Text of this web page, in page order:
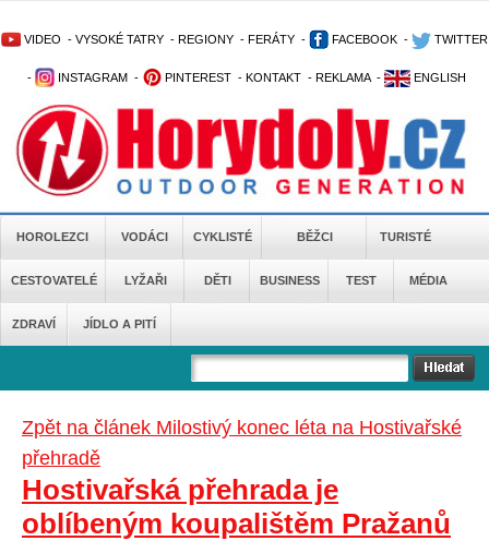
VIDEO - VYSOKÉ TATRY - REGIONY - FERÁTY - FACEBOOK - TWITTER
- INSTAGRAM - PINTEREST - KONTAKT - REKLAMA - ENGLISH
HOROLEZCI VODÁCI CYKLISTÉ BĚŽCI TURISTÉ
CESTOVATELÉ LYŽAŘI DĚTI BUSINESS TEST MÉDIA
ZDRAVÍ JÍDLO A PITÍ
Zpět na článek Milostivý konec léta na Hostivařské
přehradě
Hostivařská přehrada je
oblíbeným koupalištěm Pražanů